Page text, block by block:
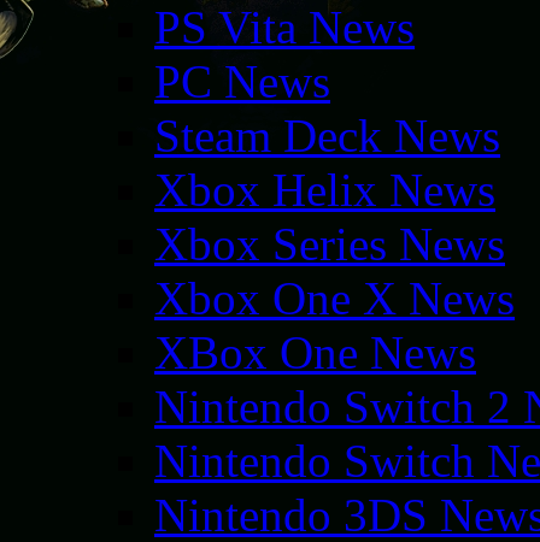
PS Vita News
PC News
Steam Deck News
Xbox Helix News
Xbox Series News
Xbox One X News
XBox One News
Nintendo Switch 2
Nintendo Switch
Nintendo 3DS